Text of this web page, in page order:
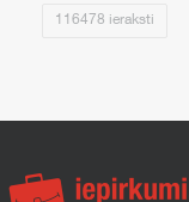
116478 ieraksti